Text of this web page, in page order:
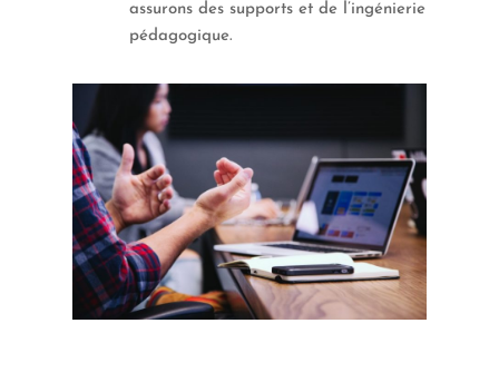
assurons des supports et de l’ingénierie
pédagogique.